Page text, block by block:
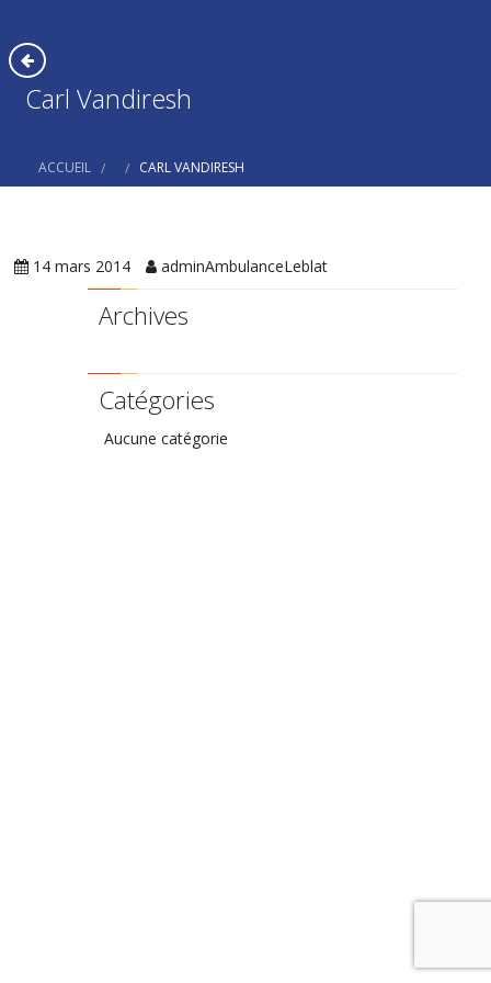
Carl Vandiresh
ACCUEIL CARL VANDIRESH
14 mars 2014 adminAmbulanceLeblat
Archives
Catégories
Aucune catégorie